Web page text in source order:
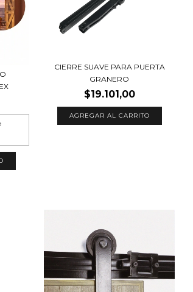
CIERRE SUAVE PARA PUERTA
GRANERO
$19.101,00